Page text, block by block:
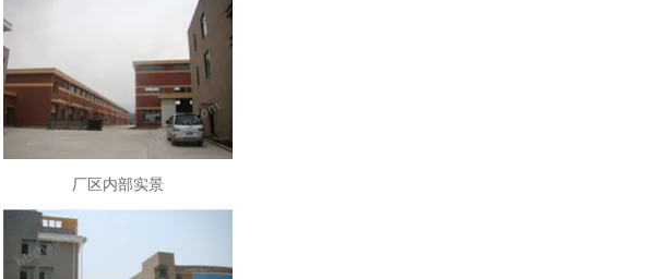
厂区内部实景